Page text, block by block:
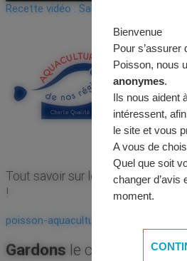
Recette vidéo : Salade estivale de
Tout savoir sur les poissons
!
poisson-aquaculture.fr
Gardons le contact !
Bienvenue
Pour s’assurer
Poisson, nous
anonymes.
Ils nous aident
intéressent,
le site et vous
A vous de
Quel que soit
changer d’avis
moment.